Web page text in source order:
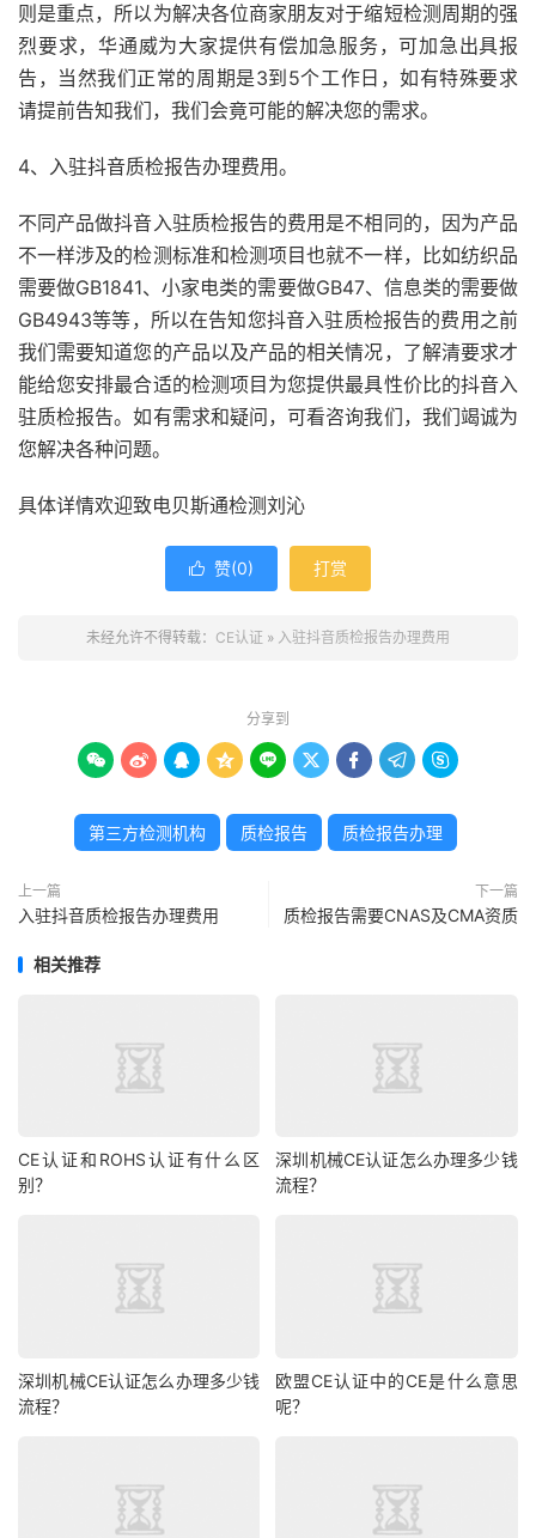
则是重点，所以为解决各位商家朋友对于缩短检测周期的强
烈要求，华通威为大家提供有偿加急服务，可加急出具报
告，当然我们正常的周期是3到5个工作日，如有特殊要求
请提前告知我们，我们会竟可能的解决您的需求。
4、入驻抖音质检报告办理费用。
不同产品做抖音入驻质检报告的费用是不相同的，因为产品
不一样涉及的检测标准和检测项目也就不一样，比如纺织品
需要做GB1841、小家电类的需要做GB47、信息类的需要做
GB4943等等，所以在告知您抖音入驻质检报告的费用之前
我们需要知道您的产品以及产品的相关情况，了解清要求才
能给您安排最合适的检测项目为您提供最具性价比的抖音入
驻质检报告。如有需求和疑问，可看咨询我们，我们竭诚为
您解决各种问题。
具体详情欢迎致电贝斯通检测刘沁
 赞(0) 打赏
未经允许不得转载： CE认证 » 入驻抖音质检报告办理费用
分享到
        
第三方检测机构 质检报告 质检报告办理
上一篇
入驻抖音质检报告办理费用
下一篇
质检报告需要CNAS及CMA资质
相关推荐
CE认证和ROHS认证有什么区
别？
深圳机械CE认证怎么办理多少钱
流程？
深圳机械CE认证怎么办理多少钱
流程？
欧盟CE认证中的CE是什么意思
呢？